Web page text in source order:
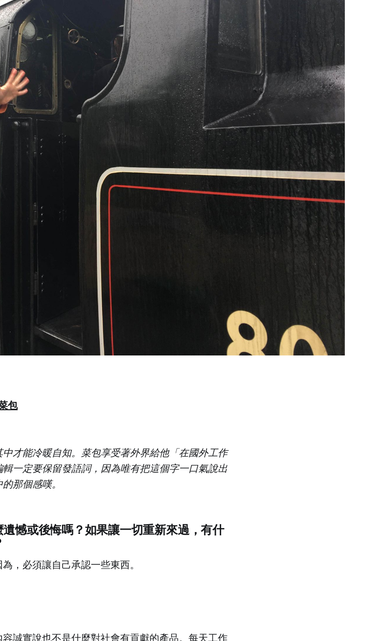
包
才能冷暖自知。菜包享受著外界給他「在國外工作
一定要保留發語詞，因為唯有把這個字一口氣說出
那個感嘆。
憾或後悔嗎？如果讓一切重新來過，有什
，必須讓自己承認一些東西。
誠實說也不是什麼對社會有貢獻的產品。每天工作